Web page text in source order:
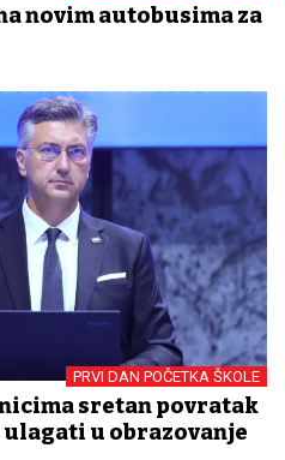
novim autobusima za
PRVI DAN POČETKA ŠKOLE
sretan povratak
u obrazovanje